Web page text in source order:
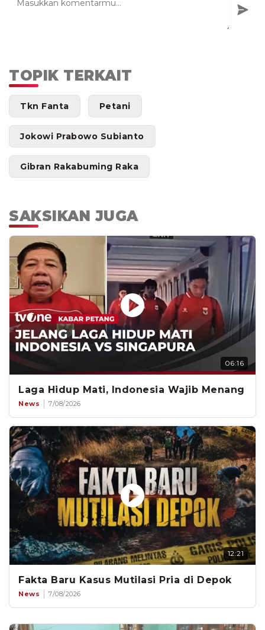
TOPIK TERKAIT
Tkn Fanta Petani
Jokowi Prabowo Subianto
Gibran Rakabuming Raka
SAKSIKAN JUGA
06:16
Laga Hidup Mati, Indonesia Wajib Menang
News 7/08/2026
12:21
Fakta Baru Kasus Mutilasi Pria di Depok
News 7/08/2026